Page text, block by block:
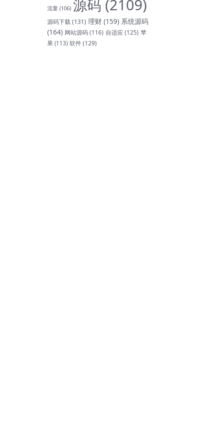
流量 (106) 源码 (2109)
源码下载(131) 理财 (159) 系统源码
(164) 网站源码(116) 自适应(125) 苹
果 (113) 软件(129)